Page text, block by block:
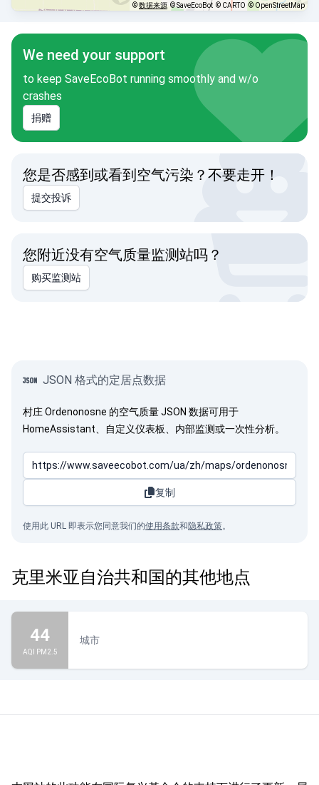
©数据来源 © SaveEcoBot © CARTO © OpenStreetMap
We need your support
to keep SaveEcoBot running smoothly and w/o
crashes
捐赠
您是否感到或看到空气污染？不要走开！
提交投诉
您附近没有空气质量监测站吗？
购买监测站
JSON 格式的定居点数据
村庄 Ordenonosne 的空气质量 JSON 数据可用于
HomeAssistant、自定义仪表板、内部监测或一次性分析。
复制
使用此 URL 即表示您同意我们的使用条款和隐私政策。
克里米亚自治共和国的其他地点
44
AQI PM2.5
城市